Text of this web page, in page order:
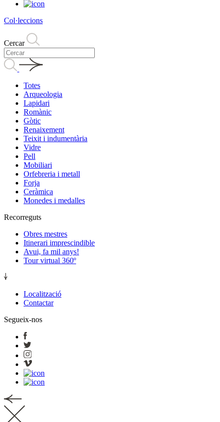
Col·leccions
Cercar
Totes
Arqueologia
Lapidari
Romànic
Gòtic
Renaixement
Teixit i indumentària
Vidre
Pell
Mobiliari
Orfebreria i metall
Forja
Ceràmica
Monedes i medalles
Recorreguts
Obres mestres
Itinerari imprescindible
Avui, fa mil anys!
Tour virtual 360º
Localització
Contactar
Segueix-nos